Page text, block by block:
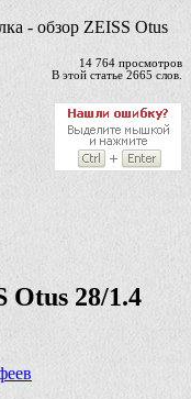
- обзор ZEISS Otus
14 764 просмотров
В этой статье 2665 слов.
Otus 28/1.4